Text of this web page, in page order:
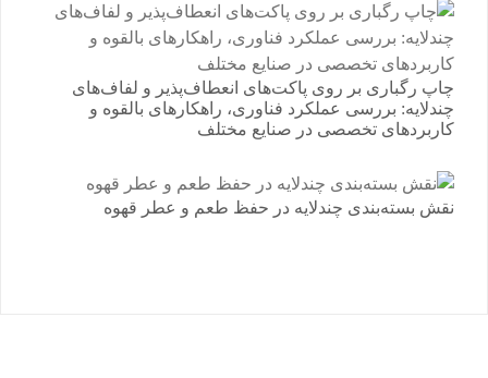
چاپ رگباری بر روی پاکت‌های انعطاف‌پذیر و لفاف‌های
چندلایه: بررسی عملکرد فناوری، راهکارهای بالقوه و
کاربردهای تخصصی در صنایع مختلف
نقش بسته‌بندی چندلایه در حفظ طعم و عطر قهوه